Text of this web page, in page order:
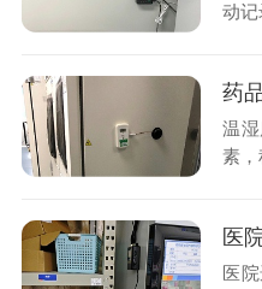
动
温
素
医